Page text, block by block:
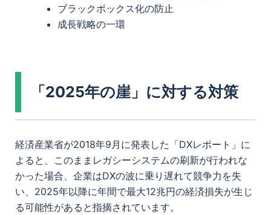
ブラックボックス化の防止
成長戦略の一環
「2025年の崖」に対する対策
経済産業省が2018年9月に発表した「DXレポート」に
よると、このままレガシーシステムの刷新が行われな
かった場合、企業はDXの波に乗り遅れて競争力を失
い、2025年以降に年間で最大12兆円の経済損失が生じ
る可能性があると指摘されています。